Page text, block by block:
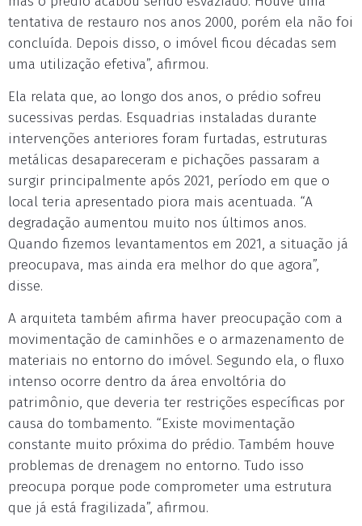
tentativa de restauro nos anos 2000, porém ela não foi
concluída. Depois disso, o imóvel ficou décadas sem
uma utilização efetiva”, afirmou.
Ela relata que, ao longo dos anos, o prédio sofreu
sucessivas perdas. Esquadrias instaladas durante
intervenções anteriores foram furtadas, estruturas
metálicas desapareceram e pichações passaram a
surgir principalmente após 2021, período em que o
local teria apresentado piora mais acentuada. “A
degradação aumentou muito nos últimos anos.
Quando fizemos levantamentos em 2021, a situação já
preocupava, mas ainda era melhor do que agora”,
disse.
A arquiteta também afirma haver preocupação com a
movimentação de caminhões e o armazenamento de
materiais no entorno do imóvel. Segundo ela, o fluxo
intenso ocorre dentro da área envoltória do
patrimônio, que deveria ter restrições específicas por
causa do tombamento. “Existe movimentação
constante muito próxima do prédio. Também houve
problemas de drenagem no entorno. Tudo isso
preocupa porque pode comprometer uma estrutura
que já está fragilizada”, afirmou.